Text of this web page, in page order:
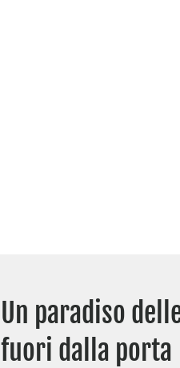
Un paradiso
fuori dalla porta